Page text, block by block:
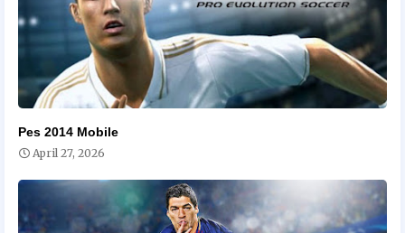
Pes 2014 Mobile
April 27, 2026